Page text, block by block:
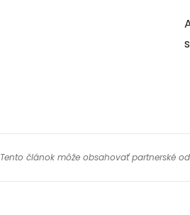
Tento článok môže obsahovať partnerské